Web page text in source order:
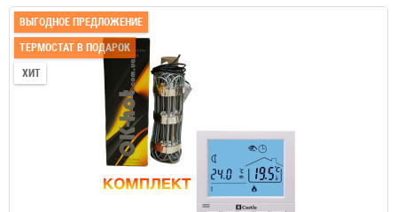
ВЫГОДНОЕ ПРЕДЛОЖЕНИЕ
ТЕРМОСТАТ В ПОДАРОК
ХИТ